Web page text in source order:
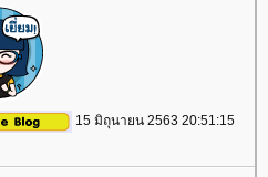
15 มิถุนายน 2563 20:51:15